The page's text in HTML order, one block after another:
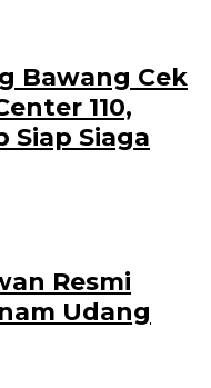
Bawang Cek
110,
Siap Siaga
Resmi
Udang